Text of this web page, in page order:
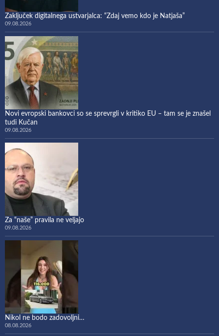
Zaključek digitalnega ustvarjalca: “Zdaj vemo kdo je Natjaša”
09.08.2026
Novi evropski bankovci so se sprevrgli v kritiko EU – tam se je znašel
tudi Kučan
09.08.2026
Za “naše” pravila ne veljajo
09.08.2026
Nikol ne bodo zadovoljni…
08.08.2026